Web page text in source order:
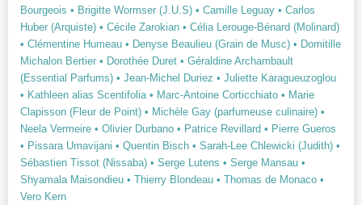
Bourgeois • Brigitte Wormser (J.U.S) • Camille Leguay • Carlos
Huber (Arquiste) • Cécile Zarokian • Célia Lerouge-Bénard (Molinard)
• Clémentine Humeau • Denyse Beaulieu (Grain de Musc) • Domitille
Michalon Bertier • Dorothée Duret • Géraldine Archambault
(Essential Parfums) • Jean-Michel Duriez • Juliette Karagueuzoglou
• Kathleen alias Scentifolia • Marc-Antoine Corticchiato • Marie
Clapisson (Fleur de Point) • Michèle Gay (parfumeuse culinaire) •
Neela Vermeire • Olivier Durbano • Patrice Revillard • Pierre Gueros
• Pissara Umavijani • Quentin Bisch • Sarah-Lee Chlewicki (Judith) •
Sébastien Tissot (Nissaba) • Serge Lutens • Serge Mansau •
Shyamala Maisondieu • Thierry Blondeau • Thomas de Monaco •
Vero Kern